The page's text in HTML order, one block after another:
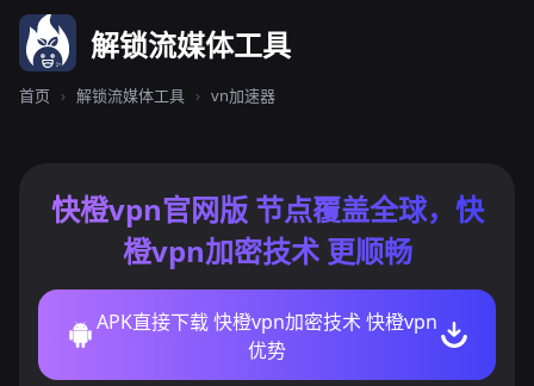
解锁流媒体工具
首页 › 解锁流媒体工具 › vn加速器
快橙vpn官网版 节点覆盖全球，快
橙vpn加密技术 更顺畅
APK直接下载 快橙vpn加密技术 快橙vpn
优势